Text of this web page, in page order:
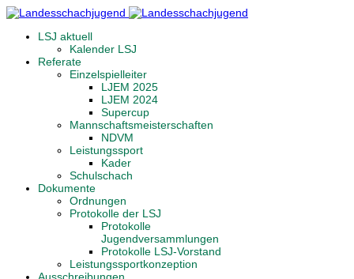
LSJ aktuell
Kalender LSJ
Referate
Einzelspielleiter
LJEM 2025
LJEM 2024
Supercup
Mannschaftsmeisterschaften
NDVM
Leistungssport
Kader
Schulschach
Dokumente
Ordnungen
Protokolle der LSJ
Protokolle
Jugendversammlungen
Protokolle LSJ-Vorstand
Leistungssportkonzeption